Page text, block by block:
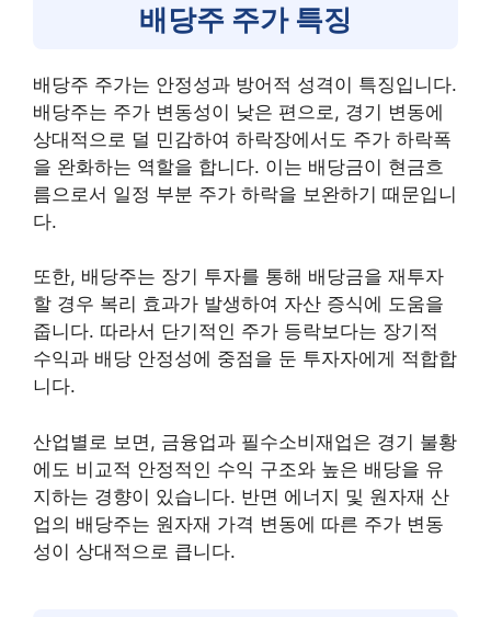
배당주 주가 특징
배당주 주가는 안정성과 방어적 성격이 특징입니다.
배당주는 주가 변동성이 낮은 편으로, 경기 변동에
상대적으로 덜 민감하여 하락장에서도 주가 하락폭
을 완화하는 역할을 합니다. 이는 배당금이 현금흐
름으로서 일정 부분 주가 하락을 보완하기 때문입니
다.
또한, 배당주는 장기 투자를 통해 배당금을 재투자
할 경우 복리 효과가 발생하여 자산 증식에 도움을
줍니다. 따라서 단기적인 주가 등락보다는 장기적
수익과 배당 안정성에 중점을 둔 투자자에게 적합합
니다.
산업별로 보면, 금융업과 필수소비재업은 경기 불황
에도 비교적 안정적인 수익 구조와 높은 배당을 유
지하는 경향이 있습니다. 반면 에너지 및 원자재 산
업의 배당주는 원자재 가격 변동에 따른 주가 변동
성이 상대적으로 큽니다.